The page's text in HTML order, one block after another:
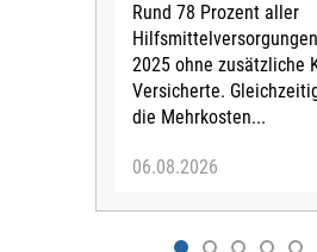
Rund 78 Prozent aller
2025 ohne zusätzliche
Versicherte.
die Mehrkosten...
06.08.2026